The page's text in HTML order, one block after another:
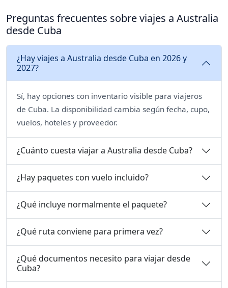
Preguntas frecuentes sobre viajes a Australia
desde Cuba
¿Hay viajes a Australia desde Cuba en 2026 y
2027?
Sí, hay opciones con inventario visible para viajeros
de Cuba. La disponibilidad cambia según fecha, cupo,
vuelos, hoteles y proveedor.
¿Cuánto cuesta viajar a Australia desde Cuba?
¿Hay paquetes con vuelo incluido?
¿Qué incluye normalmente el paquete?
¿Qué ruta conviene para primera vez?
¿Qué documentos necesito para viajar desde
Cuba?